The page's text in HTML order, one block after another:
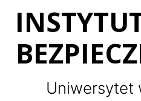
Uniwersytet